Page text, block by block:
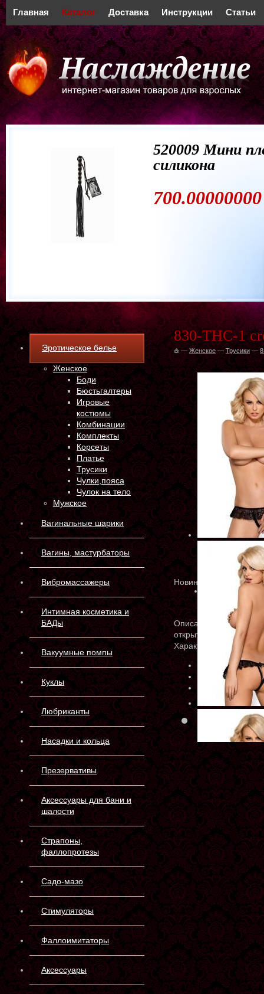
Главная Каталог Доставка Инструкции Статьи
520009 Мини
силикона
Эротическое белье
Женское
Боди
Бюстьгалтеры
Игровые
костюмы
Комбинации
Комплекты
Корсеты
Платье
Трусики
Чулки,пояса
Чулок на тело
Мужское
Вагинальные шарики
Вагины, мастурбаторы
Вибромассажеры
Интимная косметика и
БАДы
Вакуумные помпы
Куклы
Любриканты
Насадки и кольца
Презервативы
Аксессуары для бани и
шалости
Страпоны,
фаллопротезы
Садо-мазо
Стимуляторы
Фаллоимитаторы
Аксессуары
830-THC-1
— Женское —Трусики —
Новинка
Описание
открытые трусики
Характеристики
Артикул:830-
Производитель:
Материал: 90%